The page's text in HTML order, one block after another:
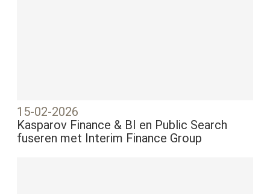
15-02-2026
Kasparov Finance & BI en Public Search
fuseren met Interim Finance Group